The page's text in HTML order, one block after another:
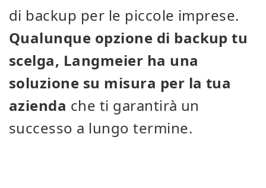
di backup per le piccole imprese.
Qualunque opzione di backup tu
scelga, Langmeier ha una
soluzione su misura per la tua
azienda che ti garantirà un
successo a lungo termine.